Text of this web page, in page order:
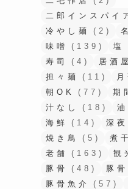
二郎インスパイ
冷やし麺
(2)
味噌
(139) 塩
寿司
(4) 居酒屋
担々麺
(11)
朝OK
(77) 期
汁なし
(18)
海鮮
(14) 深
焼き鳥
(5) 煮
老舗
(163) 観
豚骨
(48) 豚
豚骨魚介
(57)